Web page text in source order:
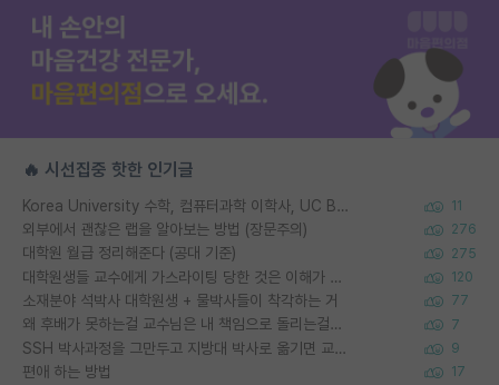
🔥 시선집중 핫한 인기글
Korea University 수학, 컴퓨터과학 이학사, UC Berkeley 산업공학 대학원 공학박사가 되는 것은 쉽지 않겠죠? 11
외부에서 괜찮은 랩을 알아보는 방법 (장문주의) 276
대학원 월급 정리해준다 (공대 기준) 275
대학원생들 교수에게 가스라이팅 당한 것은 이해가 갑니다. 안타깝네요. 120
소재분야 석박사 대학원생 + 물박사들이 착각하는 거 77
왜 후배가 못하는걸 교수님은 내 책임으로 돌리는걸까요? 7
SSH 박사과정을 그만두고 지방대 박사로 옮기면 교수의 꿈은 끝일까요? 9
편애 하는 방법 17